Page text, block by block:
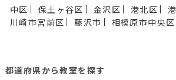
中区
保土ヶ谷区 金沢区 港北区
川崎市宮前区
藤沢市 相模原市中央区
都道府県から教室を探す